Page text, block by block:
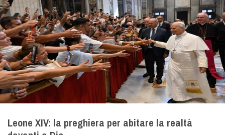
Leone XIV: la preghiera per abitare la realtà